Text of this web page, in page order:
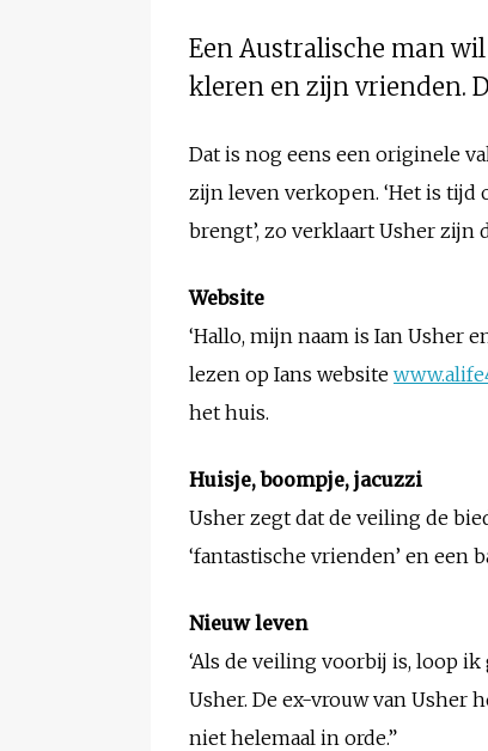
Een Australische man
kleren en zijn vrienden.
Dat is nog eens een originele
zijn leven verkopen. ‘Het is
brengt’, zo verklaart Usher zijn
Website
‘Hallo, mijn naam is Ian Usher
lezen op Ians website
het huis.
Huisje, boompje, jacuzzi
Usher zegt dat de veiling de
‘fantastische vrienden’ en een
Nieuw leven
‘Als de veiling voorbij is, loop
Usher. De ex-vrouw van Usher
niet helemaal in orde.”